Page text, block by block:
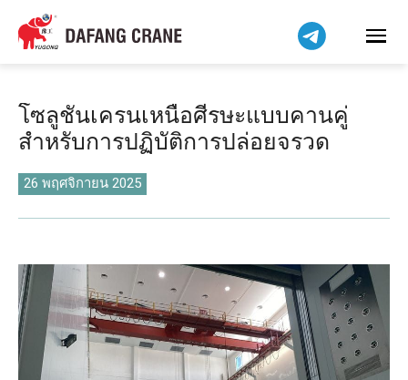
โซลูชันเครนเหนือศีรษะแบบคานคู่
สำหรับการปฏิบัติการปล่อยจรวด
26 พฤศจิกายน 2025
Bahasa Indonesia
Bahasa Melayu
বাংলা
فارسی
Pilipino
اردو
Čeština
Беларуская мова
Kiswahili
Dansk